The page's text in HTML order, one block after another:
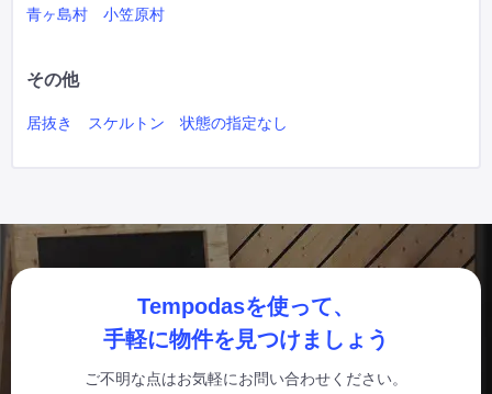
青ヶ島村 小笠原村
その他
居抜き スケルトン 状態の指定なし
Tempodasを使って、
手軽に物件を見つけましょう
ご不明な点はお気軽にお問い合わせください。